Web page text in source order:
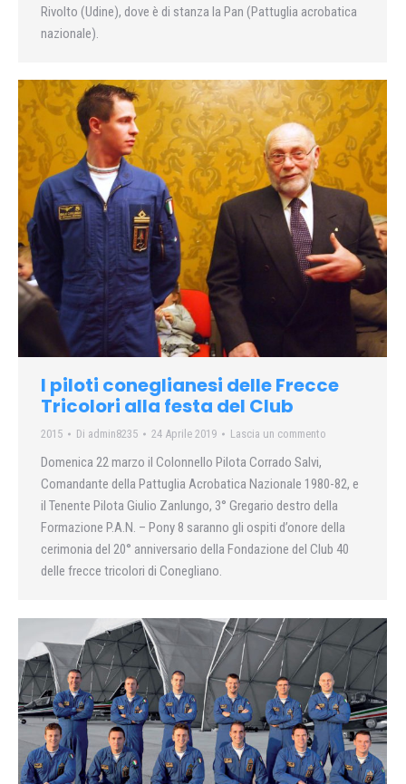
Rivolto (Udine), dove è di stanza la Pan (Pattuglia acrobatica
nazionale).
I piloti coneglianesi delle Frecce
Tricolori alla festa del Club
2015 Di admin8235 24 Aprile 2019 Lascia un commento
Domenica 22 marzo il Colonnello Pilota Corrado Salvi,
Comandante della Pattuglia Acrobatica Nazionale 1980-82, e
il Tenente Pilota Giulio Zanlungo, 3° Gregario destro della
Formazione P.A.N. – Pony 8 saranno gli ospiti d’onore della
cerimonia del 20° anniversario della Fondazione del Club 40
delle frecce tricolori di Conegliano.